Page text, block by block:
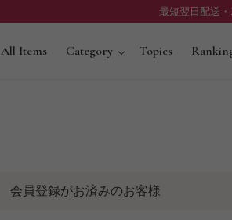
最短翌日配送
All Items Category Topics
会員登録がお済みのお客様